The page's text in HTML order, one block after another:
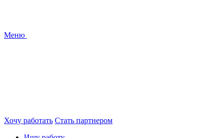
Меню
Хочу работать Стать партнером